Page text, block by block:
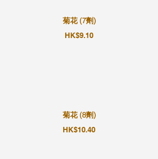
菊花 (7劑)
HK$9.10
菊花 (8劑)
HK$10.40